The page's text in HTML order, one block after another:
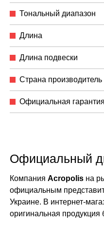
Тональный диапазон
Длина
Длина подвески
Страна производитель
Официальная гарантия
Официальный
Компания Acropolis на
официальным
Украине. В интернет-
оригинальная продукция